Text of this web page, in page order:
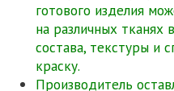
готового изделия
на различных тканях
состава, текстуры и
краску.
Производитель